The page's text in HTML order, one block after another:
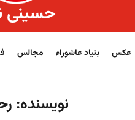
حسینی
عکس بنیاد عاشوراء مجالس
نویسنده: